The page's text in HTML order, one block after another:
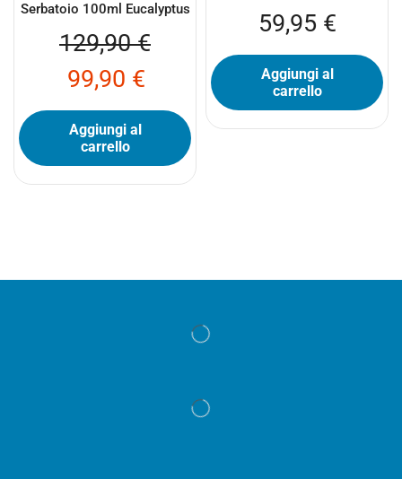
Serbatoio 100ml Eucalyptus
129,90€
99,90 €
Aggiungi al
carrello
59,95 €
Aggiungi al
carrello